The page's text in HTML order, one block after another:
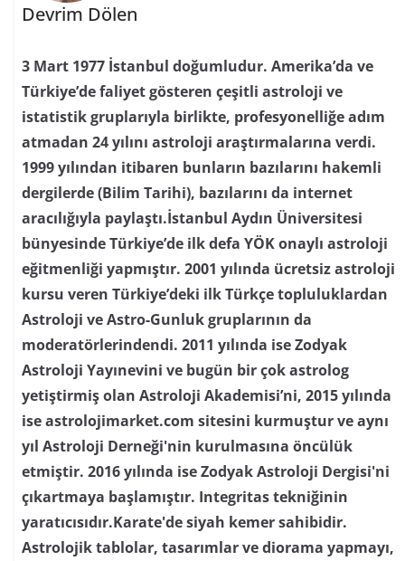
Devrim Dölen
3 Mart 1977 İstanbul doğumludur. Amerika’da ve
Türkiye’de faliyet gösteren çeşitli astroloji ve
istatistik gruplarıyla birlikte, profesyonelliğe adım
atmadan 24 yılını astroloji araştırmalarına verdi.
1999 yılından itibaren bunların bazılarını hakemli
dergilerde (Bilim Tarihi), bazılarını da internet
aracılığıyla paylaştı.İstanbul Aydın Üniversitesi
bünyesinde Türkiye’de ilk defa YÖK onaylı astroloji
eğitmenliği yapmıştır. 2001 yılında ücretsiz astroloji
kursu veren Türkiye’deki ilk Türkçe topluluklardan
Astroloji ve Astro-Gunluk gruplarının da
moderatörlerindendi. 2011 yılında ise Zodyak
Astroloji Yayınevini ve bugün bir çok astrolog
yetiştirmiş olan Astroloji Akademisi’ni, 2015 yılında
ise astrolojimarket.com sitesini kurmuştur ve aynı
yıl Astroloji Derneği'nin kurulmasına öncülük
etmiştir. 2016 yılında ise Zodyak Astroloji Dergisi'ni
çıkartmaya başlamıştır. Integritas tekniğinin
yaratıcısıdır.Karate'de siyah kemer sahibidir.
Astrolojik tablolar, tasarımlar ve diorama yapmayı,